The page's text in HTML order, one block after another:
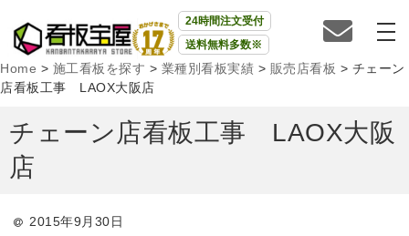
24時間注文受付
送料無料多数※
Home > 施工看板を探す > 業種別看板実績 > 販売店看板 > チェーン
店看板工事 LAOX大阪店
チェーン店看板工事 LAOX大阪
店
2015年9月30日